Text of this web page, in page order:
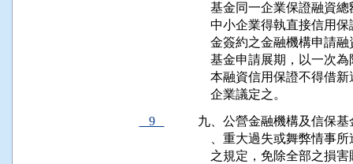
基金同一企業保證融資
中小企業得執直接信用
金簽約之金融機構申請
基金申請展期，以一次
本融資信用保證不得借
    企業議定之。
9
九、公營金融機構及信保
、重大過失或舞弊情事
之規定，免除全部之損